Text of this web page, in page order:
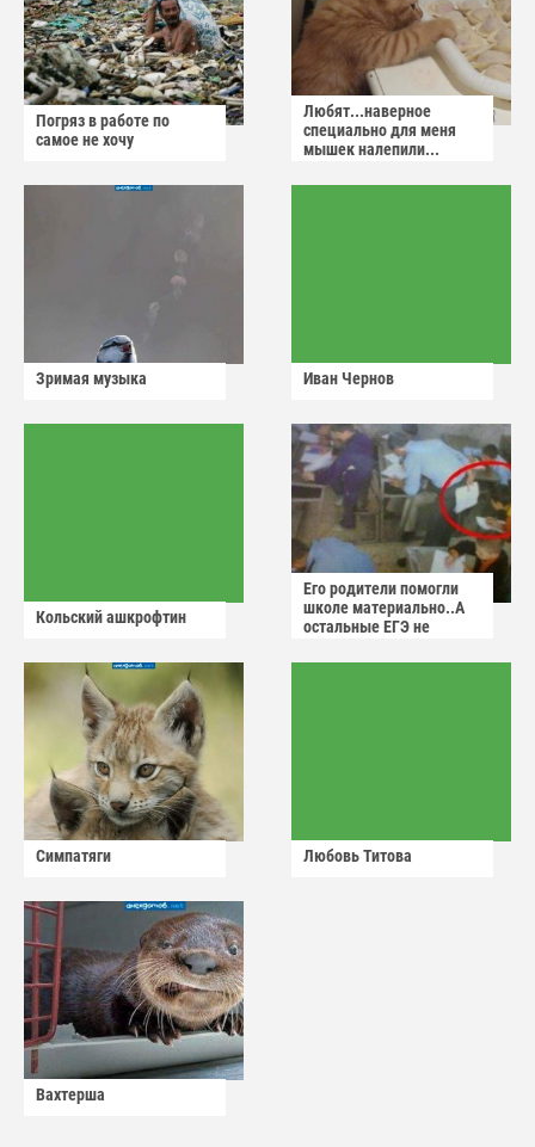
Погряз в работе по
самое не хочу
Любят...наверное
специально для меня
мышек налепили...
Зримая музыка Иван Чернов
Кольский ашкрофтин
Его родители помогли
школе материально..А
остальные ЕГЭ не
Симпатяги Любовь Титова
Вахтерша